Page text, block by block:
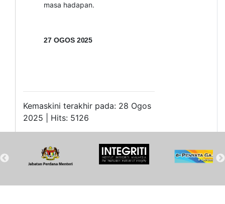
masa hadapan.
27 OGOS 2025
Kemaskini terakhir pada: 28 Ogos
2025 | Hits: 5126